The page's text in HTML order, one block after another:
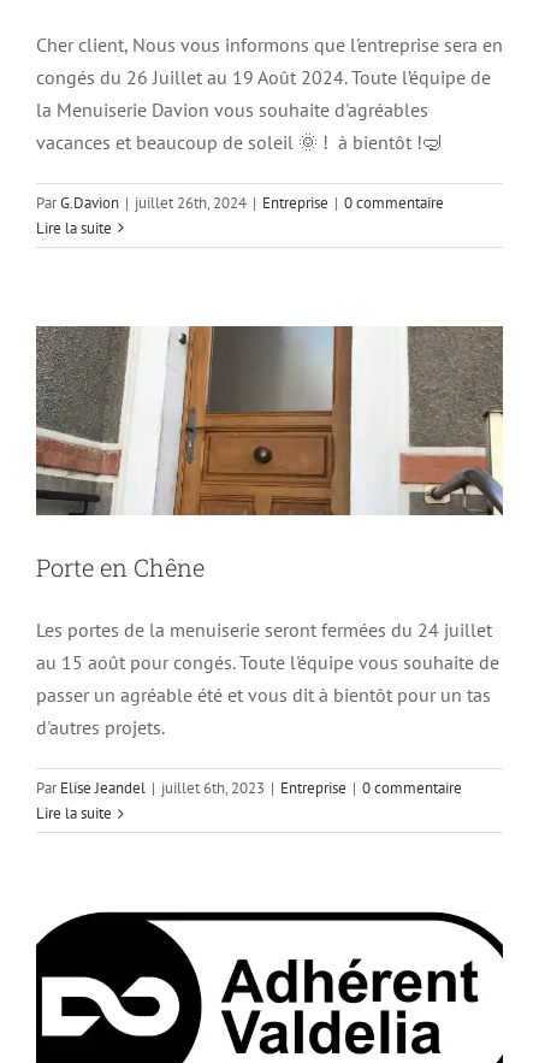
Cher client, Nous vous informons que l'entreprise sera en
congés du 26 Juillet au 19 Août 2024. Toute l’équipe de
la Menuiserie Davion vous souhaite d'agréables
vacances et beaucoup de soleil 🌞 ! à bientôt !🤿
ParG.Davion | juillet 26th, 2024 | Entreprise | 0 commentaire
Lire la suite
Porte en Chêne
Porte en Chêne
Les portes de la menuiserie seront fermées du 24 juillet
au 15 août pour congés. Toute l'équipe vous souhaite de
passer un agréable été et vous dit à bientôt pour un tas
d'autres projets.
ParElise Jeandel | juillet 6th, 2023 | Entreprise | 0 commentaire
Lire la suite
Lutte anti-gaspillage